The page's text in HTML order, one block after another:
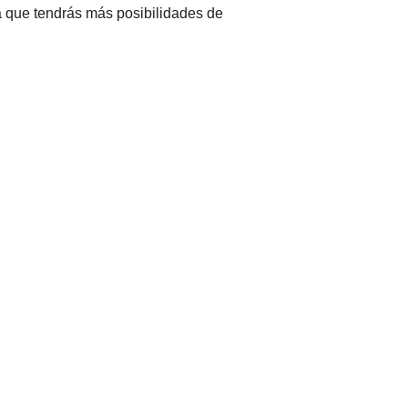
tendrás más posibilidades de